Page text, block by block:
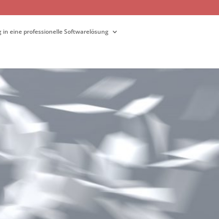
in eine professionelle Softwarelösung